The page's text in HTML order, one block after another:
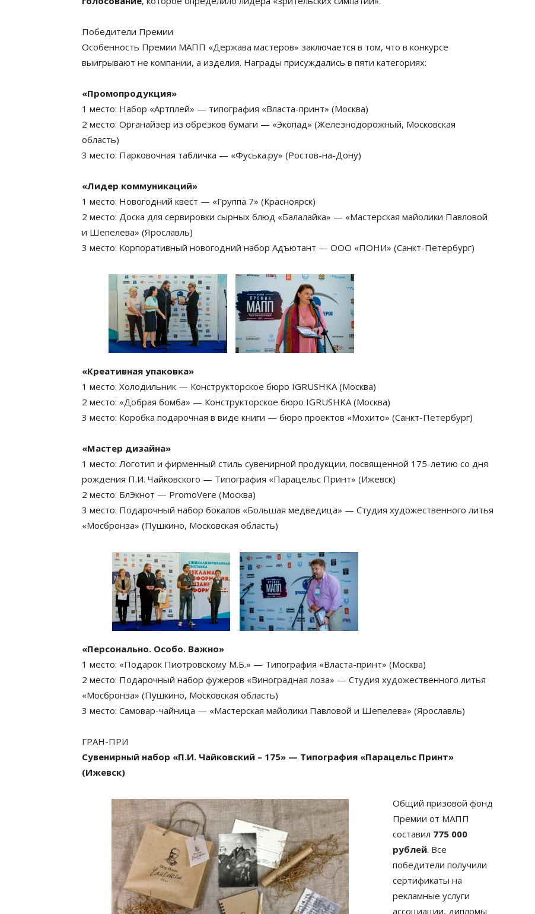
Победители Премии
Особенность Премии МАПП «Держава мастеров» заключается в том, что в конкурсе
выигрывают не компании, а изделия. Награды присуждались в пяти категориях:
«Промопродукция»
1 место: Набор «Артплей» — типография «Власта-принт» (Москва)
2 место: Органайзер из обрезков бумаги — «Экопад» (Железнодорожный, Московская
область)
3 место: Парковочная табличка — «Фуська.ру» (Ростов-на-Дону)
«Лидер коммуникаций»
1 место: Новогодний квест — «Группа 7» (Красноярск)
2 место: Доска для сервировки сырных блюд «Балалайка» — «Мастерская майолики Павловой
и Шепелева» (Ярославль)
3 место: Корпоративный новогодний набор Адъютант — ООО «ПОНИ» (Санкт-Петербург)
«Креативная упаковка»
1 место: Холодильник — Конструкторское бюро IGRUSHKA (Москва)
2 место: «Добрая бомба» — Конструкторское бюро IGRUSHKA (Москва)
3 место: Коробка подарочная в виде книги — бюро проектов «Мохито» (Санкт-Петербург)
«Мастер дизайна»
1 место: Логотип и фирменный стиль сувенирной продукции, посвященной 175-летию со дня
рождения П.И. Чайковского — Типография «Парацельс Принт» (Ижевск)
2 место: БлЭкнот — PromoVere (Москва)
3 место: Подарочный набор бокалов «Большая медведица» — Студия художественного литья
«Мосбронза» (Пушкино, Московская область)
«Персонально. Особо. Важно»
1 место: «Подарок Пиотровскому М.Б.» — Типография «Власта-принт» (Москва)
2 место: Подарочный набор фужеров «Виноградная лоза» — Студия художественного литья
«Мосбронза» (Пушкино, Московская область)
3 место: Самовар-чайница — «Мастерская майолики Павловой и Шепелева» (Ярославль)
ГРАН-ПРИ
Сувенирный набор «П.И. Чайковский – 175» — Типография «Парацельс Принт»
(Ижевск)
Общий призовой фонд
Премии от МАПП
составил 775 000
рублей. Все
победители получили
сертификаты на
рекламные услуги
ассоциации, дипломы